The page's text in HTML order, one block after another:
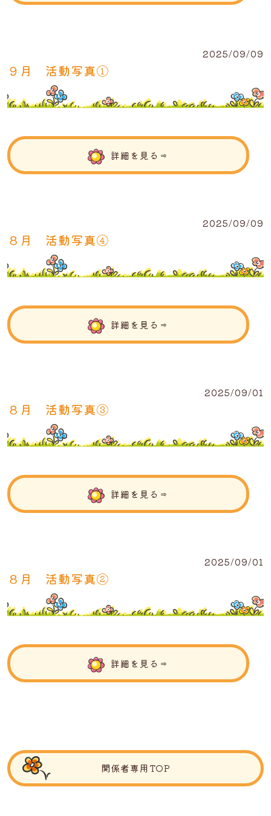
2025/09/09
９月 活動写真①
詳細を見る⇒
2025/09/09
８月 活動写真④
詳細を見る⇒
2025/09/01
８月 活動写真③
詳細を見る⇒
2025/09/01
８月 活動写真②
詳細を見る⇒
関係者専用TOP